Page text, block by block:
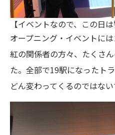
【イベントなので、この日
オープニング・イベントに
紅の関係者の方々、たくさ
た。全部で19駅になったト
どん変わってくるのではない